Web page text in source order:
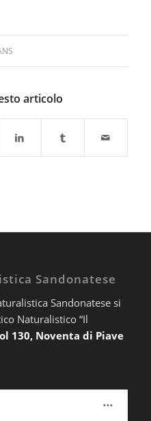
articolo
Sandonatese
Sandonatese si
Naturalistico “Il
130, Noventa di Piave